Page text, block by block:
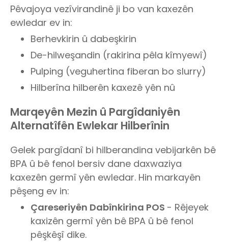
Pêvajoya vezîvirandinê ji bo van kaxezên
ewledar ev in:
Berhevkirin û dabeşkirin
De-hilweşandin (rakirina pêla kîmyewî)
Pulping (veguhertina fiberan bo slurry)
Hilberîna hilberên kaxezê yên nû
Marqeyên Mezin û Pargîdaniyên
Alternatîfên Ewlekar Hilberînin
Gelek pargîdanî bi hilberandina vebijarkên bê
BPA û bê fenol bersiv dane daxwaziya
kaxezên germî yên ewledar. Hin markayên
pêşeng ev in:
Çareseriyên Dabînkirina POS - Rêjeyek
kaxizên germî yên bê BPA û bê fenol
pêşkêşî dike.